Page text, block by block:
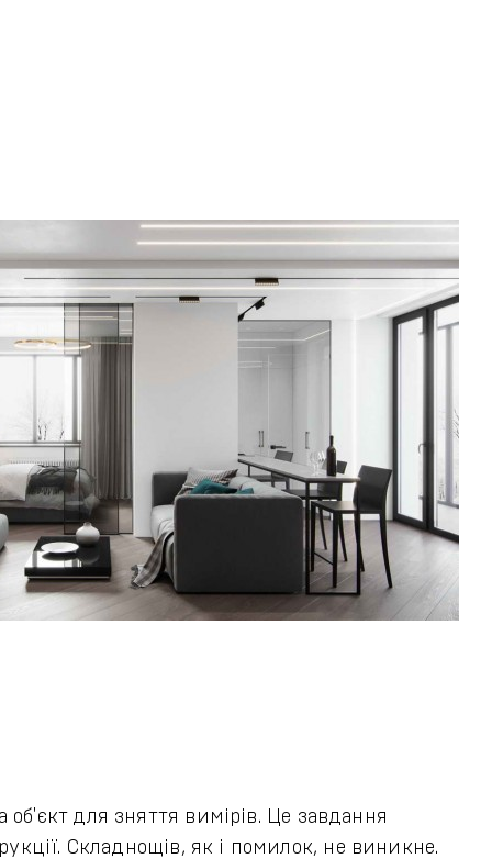
для зняття вимірів. Це завдання
Складнощів, як і помилок, не виникне.